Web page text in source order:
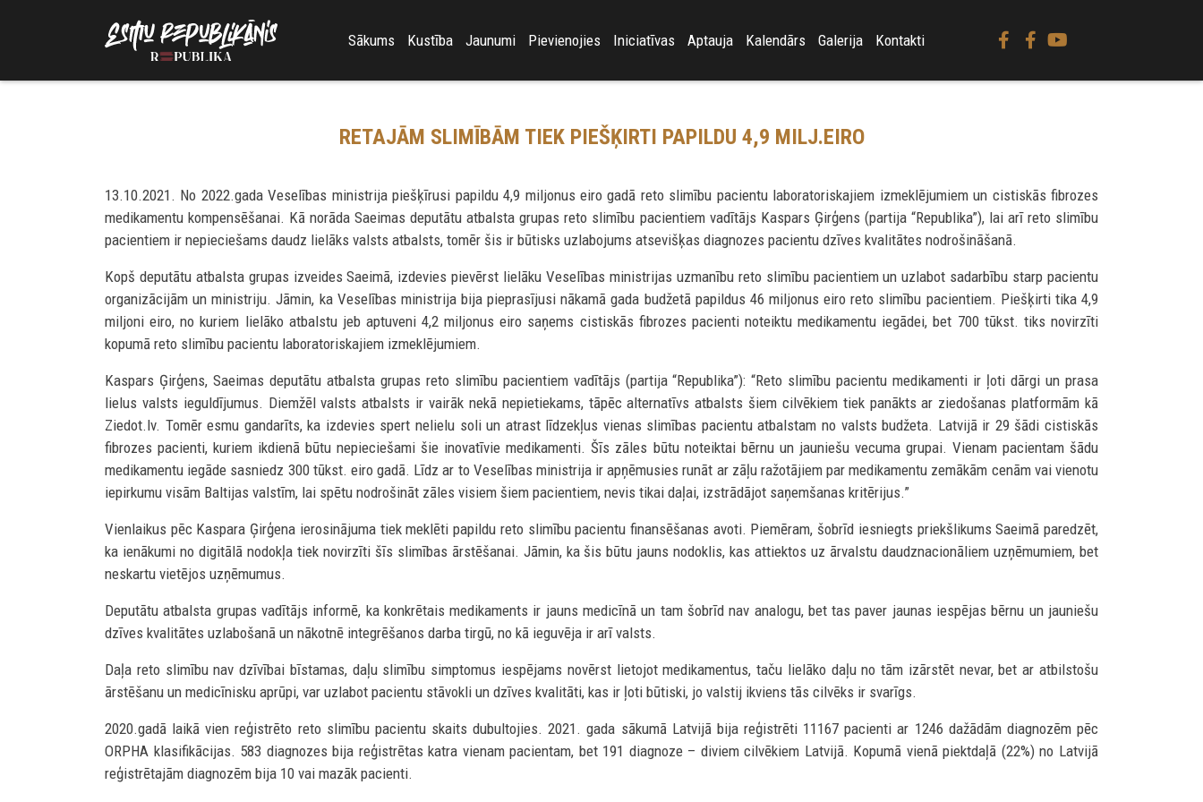
Sākums Kustība Jaunumi Pievienojies Iniciatīvas Aptauja Kalendārs Galerija Kontakti
RETAJĀM SLIMĪBĀM TIEK PIEŠĶIRTI PAPILDU 4,9 MILJ.EIRO
13.10.2021. No 2022.gada Veselības ministrija piešķīrusi papildu 4,9 miljonus eiro gadā reto slimību pacientu laboratoriskajiem izmeklējumiem un cistiskās fibrozes
medikamentu kompensēšanai. Kā norāda Saeimas deputātu atbalsta grupas reto slimību pacientiem vadītājs Kaspars Ģirģens (partija “Republika”), lai arī reto slimību
pacientiem ir nepieciešams daudz lielāks valsts atbalsts, tomēr šis ir būtisks uzlabojums atsevišķas diagnozes pacientu dzīves kvalitātes nodrošināšanā.
Kopš deputātu atbalsta grupas izveides Saeimā, izdevies pievērst lielāku Veselības ministrijas uzmanību reto slimību pacientiem un uzlabot sadarbību starp pacientu
organizācijām un ministriju. Jāmin, ka Veselības ministrija bija pieprasījusi nākamā gada budžetā papildus 46 miljonus eiro reto slimību pacientiem. Piešķirti tika 4,9
miljoni eiro, no kuriem lielāko atbalstu jeb aptuveni 4,2 miljonus eiro saņems cistiskās fibrozes pacienti noteiktu medikamentu iegādei, bet 700 tūkst. tiks novirzīti
kopumā reto slimību pacientu laboratoriskajiem izmeklējumiem.
Kaspars Ģirģens, Saeimas deputātu atbalsta grupas reto slimību pacientiem vadītājs (partija “Republika”): “Reto slimību pacientu medikamenti ir ļoti dārgi un prasa
lielus valsts ieguldījumus. Diemžēl valsts atbalsts ir vairāk nekā nepietiekams, tāpēc alternatīvs atbalsts šiem cilvēkiem tiek panākts ar ziedošanas platformām kā
Ziedot.lv. Tomēr esmu gandarīts, ka izdevies spert nelielu soli un atrast līdzekļus vienas slimības pacientu atbalstam no valsts budžeta. Latvijā ir 29 šādi cistiskās
fibrozes pacienti, kuriem ikdienā būtu nepieciešami šie inovatīvie medikamenti. Šīs zāles būtu noteiktai bērnu un jauniešu vecuma grupai. Vienam pacientam šādu
medikamentu iegāde sasniedz 300 tūkst. eiro gadā. Līdz ar to Veselības ministrija ir apņēmusies runāt ar zāļu ražotājiem par medikamentu zemākām cenām vai vienotu
iepirkumu visām Baltijas valstīm, lai spētu nodrošināt zāles visiem šiem pacientiem, nevis tikai daļai, izstrādājot saņemšanas kritērijus.”
Vienlaikus pēc Kaspara Ģirģena ierosinājuma tiek meklēti papildu reto slimību pacientu finansēšanas avoti. Piemēram, šobrīd iesniegts priekšlikums Saeimā paredzēt,
ka ienākumi no digitālā nodokļa tiek novirzīti šīs slimības ārstēšanai. Jāmin, ka šis būtu jauns nodoklis, kas attiektos uz ārvalstu daudznacionāliem uzņēmumiem, bet
neskartu vietējos uzņēmumus.
Deputātu atbalsta grupas vadītājs informē, ka konkrētais medikaments ir jauns medicīnā un tam šobrīd nav analogu, bet tas paver jaunas iespējas bērnu un jauniešu
dzīves kvalitātes uzlabošanā un nākotnē integrēšanos darba tirgū, no kā ieguvēja ir arī valsts.
Daļa reto slimību nav dzīvībai bīstamas, daļu slimību simptomus iespējams novērst lietojot medikamentus, taču lielāko daļu no tām izārstēt nevar, bet ar atbilstošu
ārstēšanu un medicīnisku aprūpi, var uzlabot pacientu stāvokli un dzīves kvalitāti, kas ir ļoti būtiski, jo valstij ikviens tās cilvēks ir svarīgs.
2020.gadā laikā vien reģistrēto reto slimību pacientu skaits dubultojies. 2021. gada sākumā Latvijā bija reģistrēti 11167 pacienti ar 1246 dažādām diagnozēm pēc
ORPHA klasifikācijas. 583 diagnozes bija reģistrētas katra vienam pacientam, bet 191 diagnoze – diviem cilvēkiem Latvijā. Kopumā vienā piektdaļā (22%) no Latvijā
reģistrētajām diagnozēm bija 10 vai mazāk pacienti.